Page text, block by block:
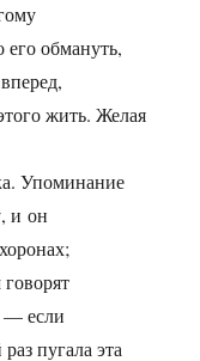
обмануть,
жить. Желая
Упоминание
и он
— если
пугала эта